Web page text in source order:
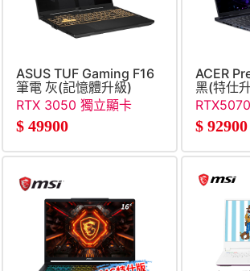
ASUS TUF Gaming F16
筆電 灰(記憶體升級)
(Core 5
RTX3050)
RTX 3050 獨立顯卡
$ 49900
ACER
黑(特仕
$ 92900